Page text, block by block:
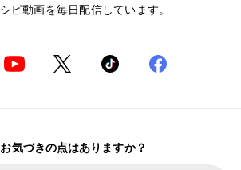
ピ動画を毎日配信しています。
気づきの点はありますか？